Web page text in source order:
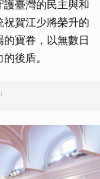
護臺灣的民主與和
賀江少將榮升的
寶眷，以無數日
後盾。